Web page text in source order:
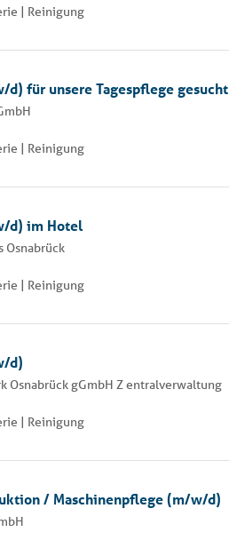
| Reinigung
für unsere Tagespflege gesucht
| Reinigung
d) im Hotel
Osnabrück
| Reinigung
d)
Osnabrück gGmbH Z entralverwaltung
| Reinigung
/ Maschinenpflege (m/w/d)